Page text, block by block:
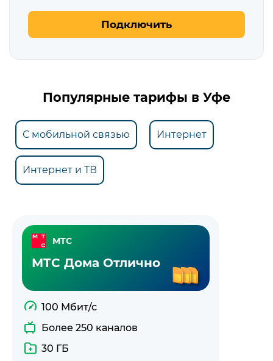
Подключить
Популярные тарифы в Уфе
С мобильной связью Интернет
Интернет и ТВ
МТС
МТС Дома Отлично
100 Мбит/с
Более 250 каналов
30 ГБ